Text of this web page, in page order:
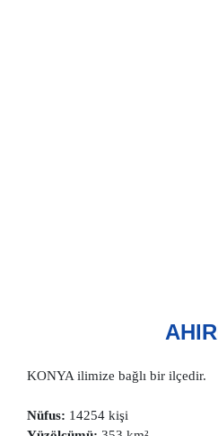
KONYA ilimize bağlı bir ilçedir.
Nüfus: 14254 kişi